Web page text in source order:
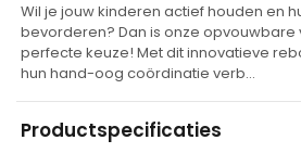
t
e
r
a
Wil je jouw kinderen actief houden en
bevorderen? Dan is onze
perfecte keuze! Met dit innovatieve
hun hand-oog coördinatie verb…
Productspecificaties